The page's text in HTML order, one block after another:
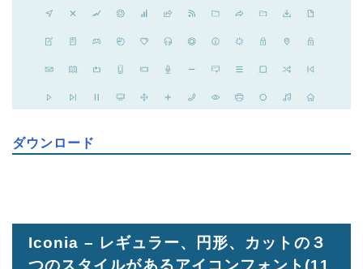
ダウンロード
Iconia – レギュラー、円形、カットの３
つのスタイルがあるアイコンフォント (11